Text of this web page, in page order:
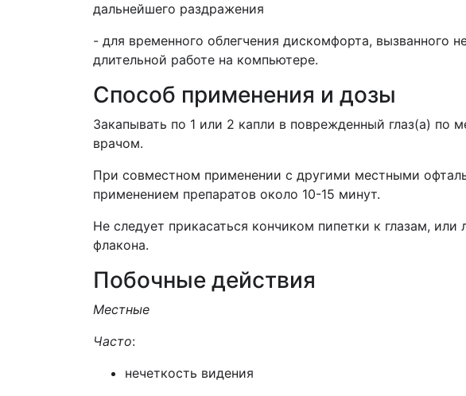
дальнейшего раздражения
- для временного облегчения дискомфорта, вызванного
длительной работе на компьютере.
Способ применения и дозы
Закапывать по 1 или 2 капли в поврежденный глаз(а)
врачом.
При совместном применении с другими местными
применением препаратов около 10-15 минут.
Не следует прикасаться кончиком пипетки к глазам,
флакона.
Побочные действия
Местные
Часто:
нечеткость видения